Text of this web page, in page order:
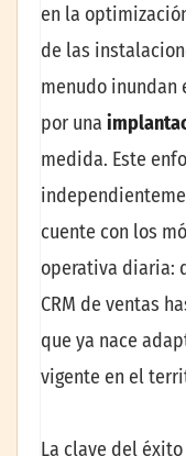
en la
de las
menudo inundan
por una
medida. Este
cuente con los
operativa diaria:
CRM de ventas
que ya nace
vigente en el
La clave del